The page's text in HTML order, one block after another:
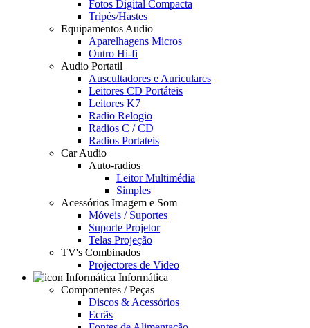
Fotos Digital Compacta
Tripés/Hastes
Equipamentos Audio
Aparelhagens Micros
Outro Hi-fi
Audio Portatil
Auscultadores e Auriculares
Leitores CD Portáteis
Leitores K7
Radio Relogio
Radios C / CD
Radios Portateis
Car Audio
Auto-radios
Leitor Multimédia
Simples
Acessórios Imagem e Som
Móveis / Suportes
Suporte Projetor
Telas Projeção
TV's Combinados
Projectores de Video
Informática
Componentes / Peças
Discos & Acessórios
Ecrãs